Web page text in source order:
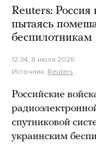
Reuters:
пытаясь
беспилотникам
12:34, 8 июля 2026
Источник: Reuters
Российские
спутниковой
украинским